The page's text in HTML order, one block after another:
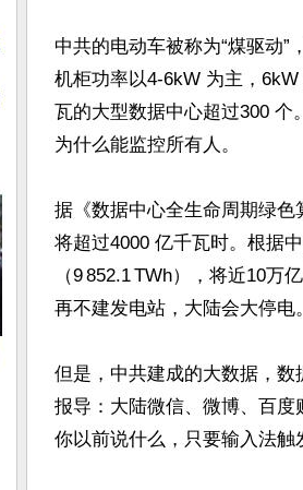
中共的电动车被称为“煤驱动
机柜功率以4-6kW 为主，
瓦的大型数据中心超过300 个
为什么能监控所有人。
据《数据中心全生命周期绿
将超过4000 亿千瓦时。根据
（9 852.1 TWh），将近10
再不建发电站，大陆会大停电。
但是，中共建成的大数据，
报导：大陆微信、微博、百
你以前说什么，只要输入法触